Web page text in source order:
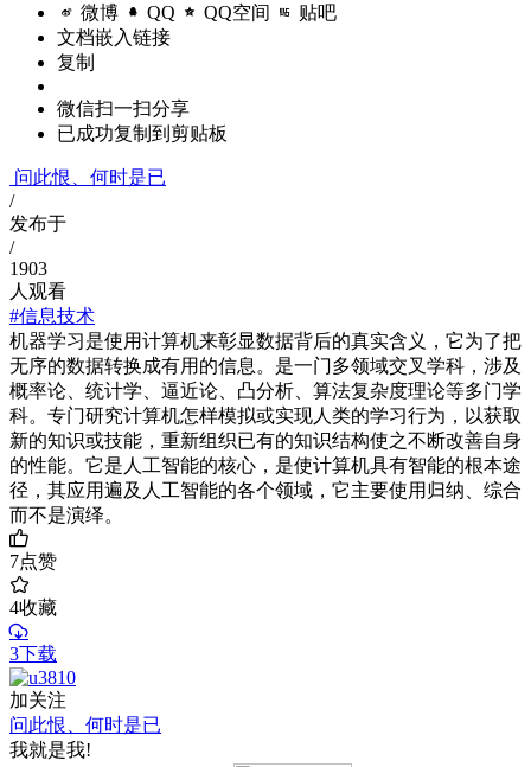
微博 QQ QQ空间 贴吧
文档嵌入链接
复制
微信扫一扫分享
已成功复制到剪贴板
问此恨、何时是已
/
发布于
/
1903
人观看
#信息技术
机器学习是使用计算机来彰显数据背后的真实含义，它为了把
无序的数据转换成有用的信息。是一门多领域交叉学科，涉及
概率论、统计学、逼近论、凸分析、算法复杂度理论等多门学
科。专门研究计算机怎样模拟或实现人类的学习行为，以获取
新的知识或技能，重新组织已有的知识结构使之不断改善自身
的性能。它是人工智能的核心，是使计算机具有智能的根本途
径，其应用遍及人工智能的各个领域，它主要使用归纳、综合
而不是演绎。
7点赞
4收藏
3下载
加关注
问此恨、何时是已
我就是我!